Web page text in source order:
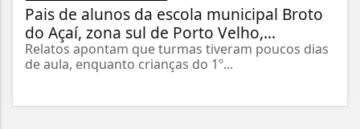
Pais de alunos da escola municipal Broto
do Açaí, zona sul de Porto Velho,...
Relatos apontam que turmas tiveram poucos dias
de aula, enquanto crianças do 1º...